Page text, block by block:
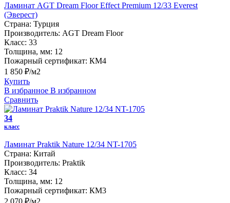
Ламинат AGT Dream Floor Effect Premium 12/33 Everest
(Эверест)
Страна: Турция
Производитель: AGT Dream Floor
Класс: 33
Толщина, мм: 12
Пожарный сертификат: КМ4
1 850 ₽/м2
Купить
В избранное В избранном
Сравнить
34
класс
Ламинат Praktik Nature 12/34 NT-1705
Страна: Китай
Производитель: Praktik
Класс: 34
Толщина, мм: 12
Пожарный сертификат: КМ3
2 070 ₽/м2